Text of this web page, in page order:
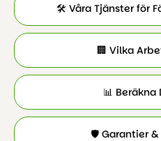
🛠️ Våra Tjänster för
🏢 Vilka
📊 Beräkna
🛡️ Garantier &